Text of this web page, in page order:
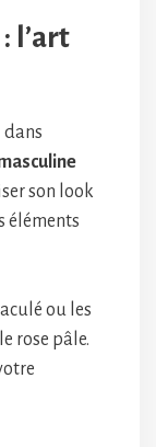
l’art
dans
son look
éléments
ou les
rose pâle.